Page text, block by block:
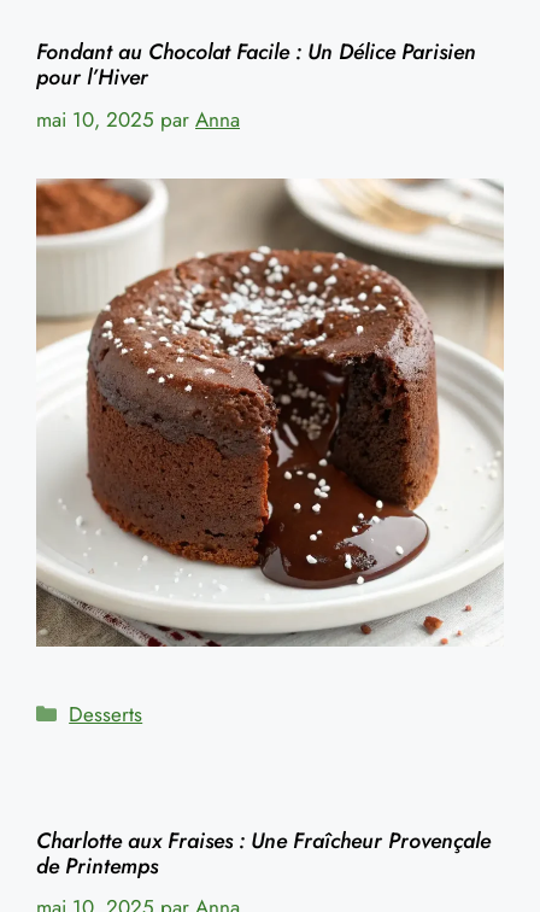
Fondant au Chocolat Facile : Un Délice Parisien
pour l’Hiver
mai 10, 2025 par Anna
Catégories
Desserts
Charlotte aux Fraises : Une Fraîcheur Provençale
de Printemps